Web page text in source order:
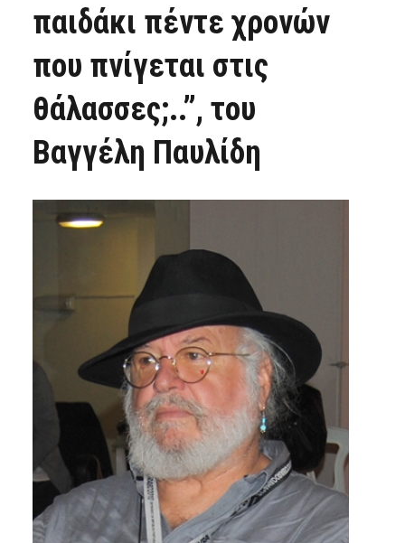
παιδάκι πέντε χρονών
που πνίγεται στις
θάλασσες;..”, του
Βαγγέλη Παυλίδη